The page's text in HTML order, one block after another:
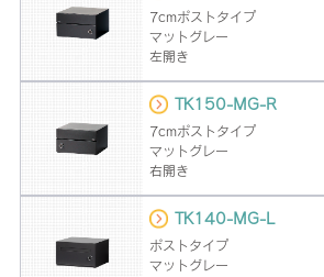
7cmポストタイプ
マットグレー
左開き
TK150-MG-R
7cmポストタイプ
マットグレー
右開き
TK140-MG-L
ポストタイプ
マットグレー